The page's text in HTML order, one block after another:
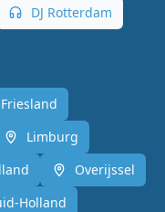
DJ Rotterdam
Friesland
Limburg
Overijssel
Holland